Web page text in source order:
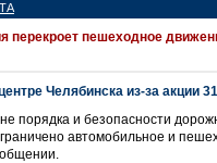
перекроет пешеходное
Челябинска из-за акции
порядка и безопасности
автомобильное и